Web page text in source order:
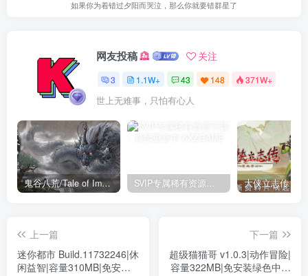
如果你为着错过夕阳而哭泣，那么你就要错群星了
网友投稿 关注
3 1.1W+ 43 148 371W+
世上无难事，只怕有心人
鬼谷八荒/Tale of Immortal v1.2.105.259|角色扮演|容量27.4GB|免安装绿色中文版 SVIP专属稀有资源下载 – 持续更新中
上一篇
迷你都市 Build.11732246|休
闲益智|容量310MB|免安装
下一篇
超级猫猫哥 v1.0.3|动作冒险|
容量322MB|免安装绿色中文